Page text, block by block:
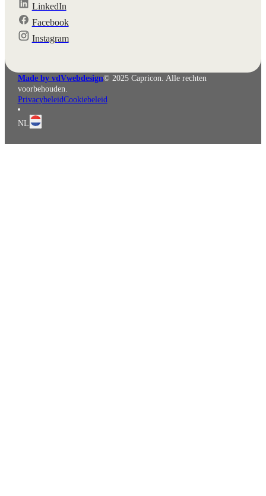
LinkedIn
Facebook
Instagram
Made by vdVwebdesign© 2025 Capricon. Alle rechten
voorbehouden.
PrivacybeleidCookiebeleid
NL
English
Deutsch